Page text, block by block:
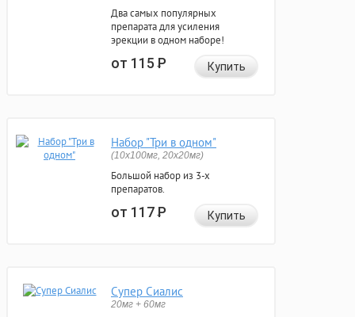
Два самых популярных
препарата для усиления
эрекции в одном наборе!
от 115Р Купить
Набор "Три в одном"
(10x100мг, 20x20мг)
Большой набор из 3-х
препаратов.
от 117Р Купить
Супер Сиалис
20мг + 60мг